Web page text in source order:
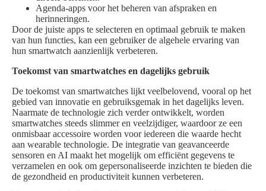
Agenda-apps voor het beheren van afspraken en
herinneringen.
Door de juiste apps te selecteren en optimaal gebruik te maken
van hun functies, kan een gebruiker de algehele ervaring van
hun smartwatch aanzienlijk verbeteren.
Toekomst van smartwatches en dagelijks gebruik
De toekomst van smartwatches lijkt veelbelovend, vooral op het
gebied van innovatie en gebruiksgemak in het dagelijks leven.
Naarmate de technologie zich verder ontwikkelt, worden
smartwatches steeds slimmer en veelzijdiger, waardoor ze een
onmisbaar accessoire worden voor iedereen die waarde hecht
aan wearable technologie. De integratie van geavanceerde
sensoren en AI maakt het mogelijk om efficiënt gegevens te
verzamelen en ook om gepersonaliseerde inzichten te bieden die
de gezondheid en productiviteit kunnen verbeteren.